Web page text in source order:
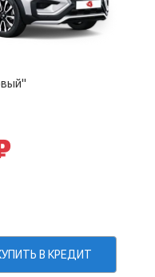
В КРЕДИТ